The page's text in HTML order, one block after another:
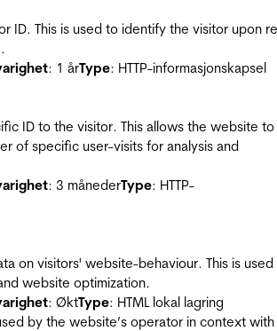
ID. This is used to identify the visitor upon
: 1 årType: HTTP-informasjonskapsel
ID to the visitor. This allows the website to
of specific user-visits for analysis and
: 3 månederType: HTTP-
on visitors' website-behaviour. This is used
website optimization.
: ØktType: HTML lokal lagring
by the website’s operator in context with